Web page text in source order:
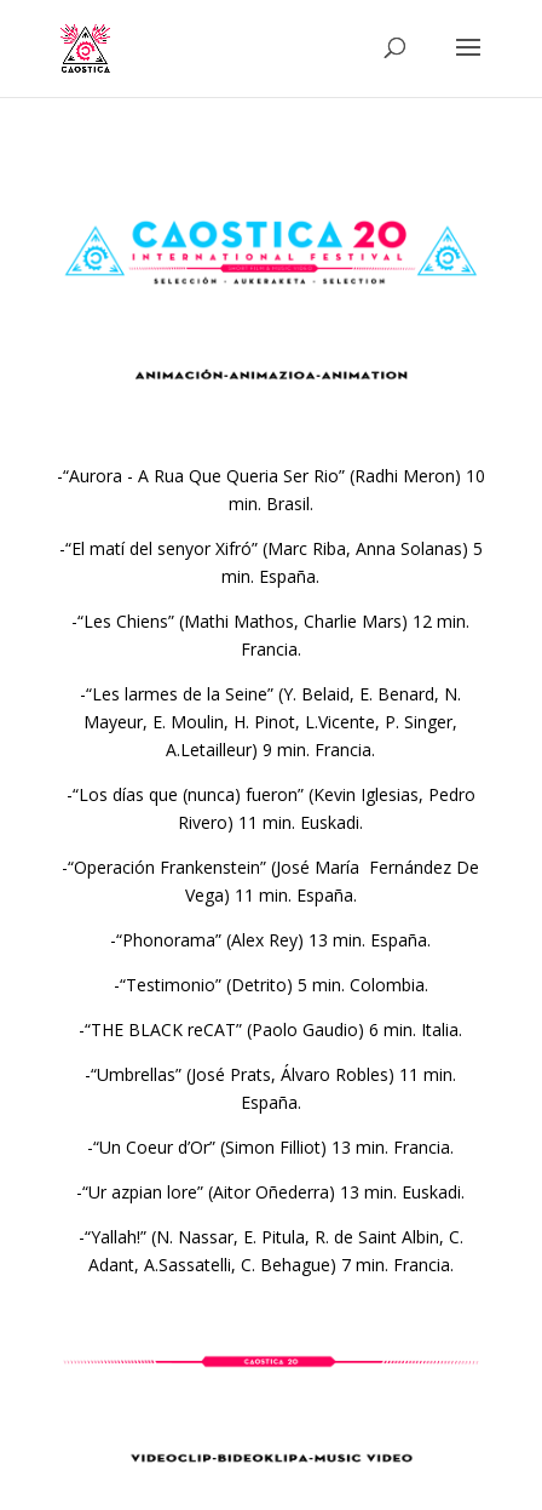
-“Aurora - A Rua Que Queria Ser Rio” (Radhi Meron) 10
min. Brasil.
-“El matí del senyor Xifró” (Marc Riba, Anna Solanas) 5
min. España.
-“Les Chiens” (Mathi Mathos, Charlie Mars) 12 min.
Francia.
-“Les larmes de la Seine” (Y. Belaid, E. Benard, N.
Mayeur, E. Moulin, H. Pinot, L.Vicente, P. Singer,
A.Letailleur) 9 min. Francia.
-“Los días que (nunca) fueron” (Kevin Iglesias, Pedro
Rivero) 11 min. Euskadi.
-“Operación Frankenstein” (José María Fernández De
Vega) 11 min. España.
-“Phonorama” (Alex Rey) 13 min. España.
-“Testimonio” (Detrito) 5 min. Colombia.
-“THE BLACK reCAT” (Paolo Gaudio) 6 min. Italia.
-“Umbrellas” (José Prats, Álvaro Robles) 11 min.
España.
-“Un Coeur d’Or” (Simon Filliot) 13 min. Francia.
-“Ur azpian lore” (Aitor Oñederra) 13 min. Euskadi.
-“Yallah!” (N. Nassar, E. Pitula, R. de Saint Albin, C.
Adant, A.Sassatelli, C. Behague) 7 min. Francia.